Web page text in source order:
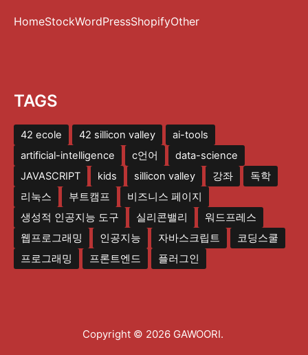
HomeStockWordPressShopifyOther
TAGS
42 ecole 42 sillicon valley
ai-tools
artificial-intelligence
c언어
data-science
JAVASCRIPT
kids sillicon valley 강좌
독학
리눅스
부트캠프
비즈니스 페이지
생성적 인공지능 도구
실리콘밸리
워드프레스
웹프로그래밍
인공지능 자바스크립트
코딩스쿨
프로그래밍
프론트엔드 플러그인
Copyright © 2026 GAWOORI.